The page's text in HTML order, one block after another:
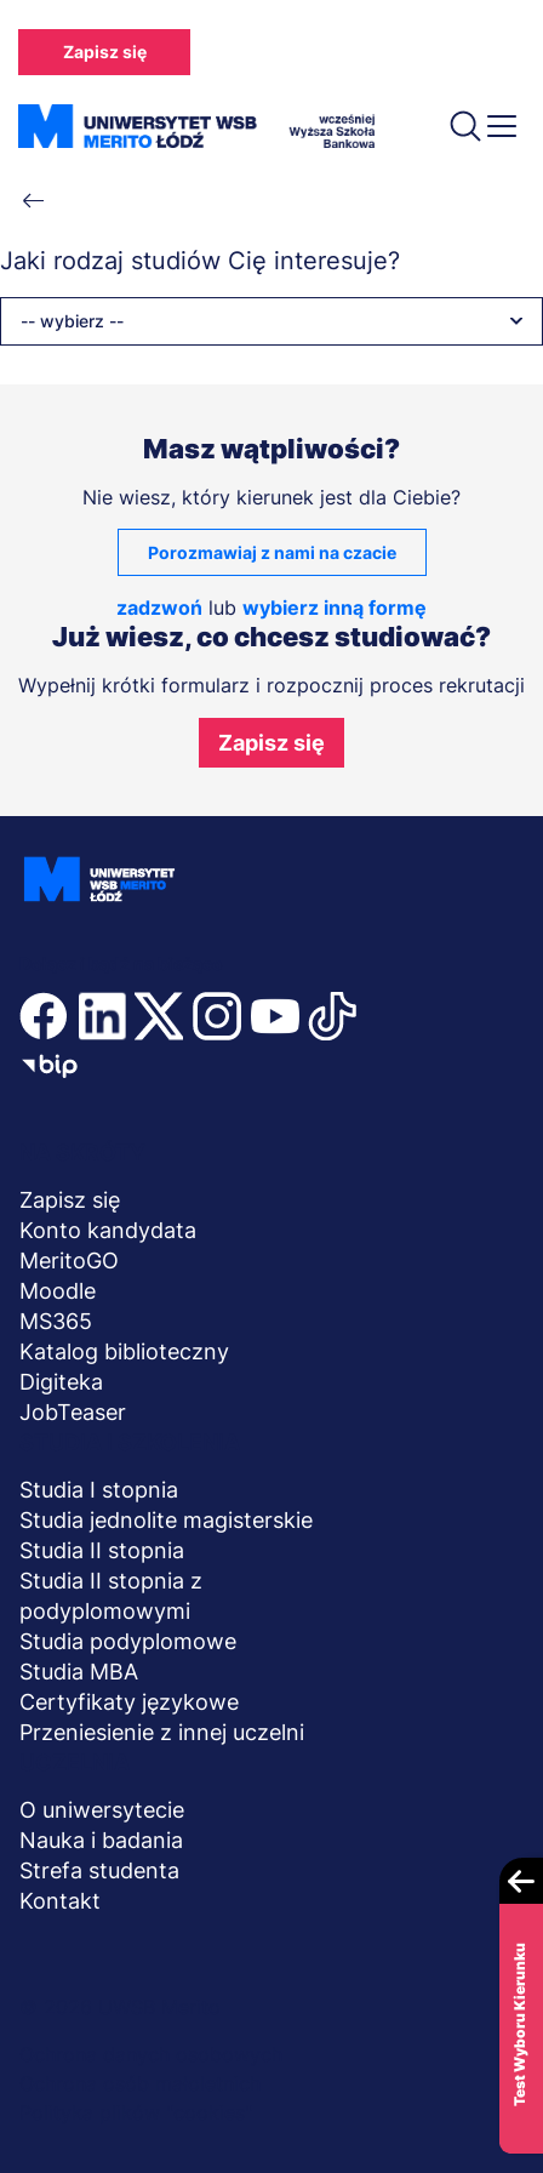
treści
Zapisz się
Ścieżka
nawigacyjna
Jaki rodzaj studiów Cię interesuje?
-- wybierz --
Masz wątpliwości?
Nie wiesz, który kierunek jest dla Ciebie?
Porozmawiaj z nami na czacie
zadzwoń lub wybierz inną formę
Już wiesz, co chcesz studiować?
Wypełnij krótki formularz i rozpocznij proces rekrutacji
Zapisz się
stopka
Zapisz się
Konto kandydata
MeritoGO
Moodle
MS365
Katalog biblioteczny
Digiteka
JobTeaser
Studia I stopnia
Studia jednolite magisterskie
Studia II stopnia
Studia II stopnia z
podyplomowymi
Studia podyplomowe
Studia MBA
Certyfikaty językowe
Przeniesienie z innej uczelni
O uniwersytecie
Nauka i badania
Strefa studenta
Kontakt
Test Wyboru Kierunku